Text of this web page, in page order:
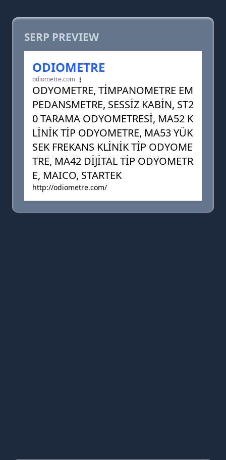
SERP PREVIEW
ODIOMETRE
odiometre.com
ODYOMETRE, TİMPANOMETRE EM
PEDANSMETRE, SESSİZ KABİN, ST2
0 TARAMA ODYOMETRESİ, MA52 K
LİNİK TİP ODYOMETRE, MA53 YÜK
SEK FREKANS KLİNİK TİP ODYOME
TRE, MA42 DİJİTAL TİP ODYOMETR
E, MAICO, STARTEK
http://odiometre.com/